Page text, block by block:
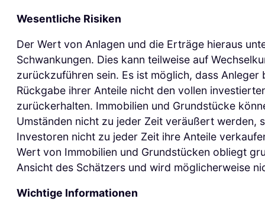
Wesentliche Risiken
Der Wert von Anlagen und die Erträge hieraus
Schwankungen. Dies kann teilweise auf
zurückzuführen sein. Es ist möglich, dass Anleger
Rückgabe ihrer Anteile nicht den vollen
zurückerhalten. Immobilien und Grundstücke
Umständen nicht zu jeder Zeit veräußert werden,
Investoren nicht zu jeder Zeit ihre Anteile
Wert von Immobilien und Grundstücken obliegt
Ansicht des Schätzers und wird möglicherweise
Wichtige Informationen